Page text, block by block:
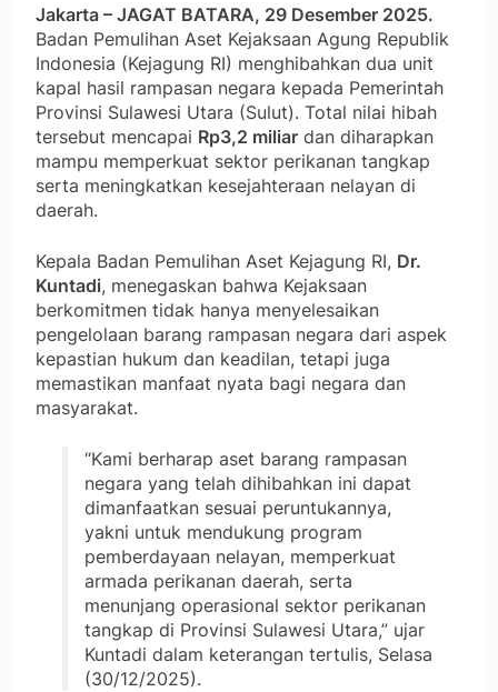
Jakarta – JAGAT BATARA, 29 Desember 2025.
Badan Pemulihan Aset Kejaksaan Agung Republik
Indonesia (Kejagung RI) menghibahkan dua unit
kapal hasil rampasan negara kepada Pemerintah
Provinsi Sulawesi Utara (Sulut). Total nilai hibah
tersebut mencapai Rp3,2 miliar dan diharapkan
mampu memperkuat sektor perikanan tangkap
serta meningkatkan kesejahteraan nelayan di
daerah.
Kepala Badan Pemulihan Aset Kejagung RI, Dr.
Kuntadi, menegaskan bahwa Kejaksaan
berkomitmen tidak hanya menyelesaikan
pengelolaan barang rampasan negara dari aspek
kepastian hukum dan keadilan, tetapi juga
memastikan manfaat nyata bagi negara dan
masyarakat.
“Kami berharap aset barang rampasan
negara yang telah dihibahkan ini dapat
dimanfaatkan sesuai peruntukannya,
yakni untuk mendukung program
pemberdayaan nelayan, memperkuat
armada perikanan daerah, serta
menunjang operasional sektor perikanan
tangkap di Provinsi Sulawesi Utara,” ujar
Kuntadi dalam keterangan tertulis, Selasa
(30/12/2025).